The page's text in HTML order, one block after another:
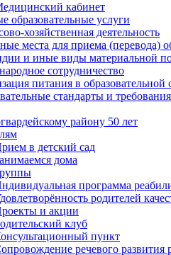
кабинет
образовательные услуги
хозяйственная деятельность
места для приема (перевода)
и иные виды материальной
сотрудничество
питания в образовательной
стандарты и требования
району 50 лет
в детский сад
дома
программа
родителей
и акции
клуб
пункт
речевого развития